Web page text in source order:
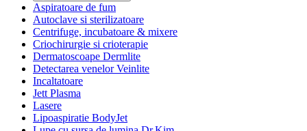
Aspiratoare de fum
Autoclave si sterilizatoare
Centrifuge, incubatoare & mixere
Criochirurgie si crioterapie
Dermatoscoape Dermlite
Detectarea venelor Veinlite
Incaltatoare
Jett Plasma
Lasere
Lipoaspiratie BodyJet